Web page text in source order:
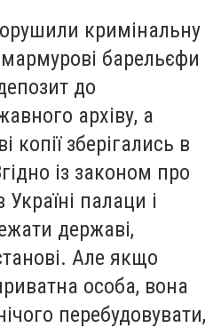
кримінальну
барельєфи
до
архіву, а
копії зберігались в
із законом про
палаци і
державі,
Але якщо
особа, вона
перебудовувати,